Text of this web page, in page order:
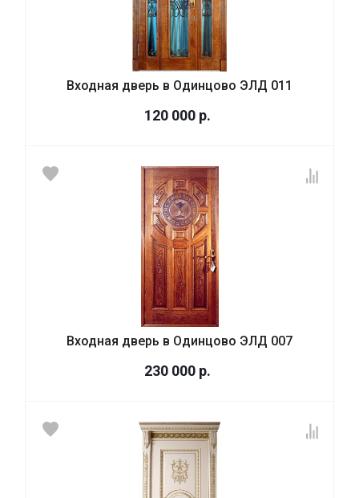
Входная дверь в Одинцово ЭЛД 011
120 000 р.
Входная дверь в Одинцово ЭЛД 007
230 000 р.